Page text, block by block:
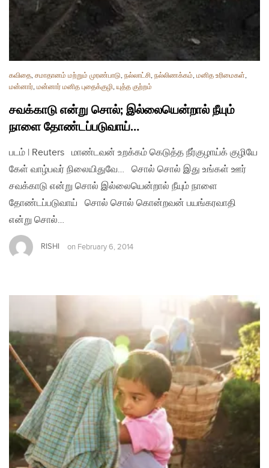
கவிதை, சமாதானம் மற்றும் முரண்பாடு, நல்லாட்சி, நல்லிணக்கம், மனித உரிமைகள்,
மன்னார், மன்னார் மனித புதைக்குழி, யுத்த குற்றம்
சவக்காடு என்று சொல்; இல்லையென்றால் நீயும்
நாளை தோண்டப்படுவாய்…
படம் | Reuters மாண்டவன் உறக்கம் கெடுத்த நீர்குழாய்க் குழியே
கேள் வாழ்பவர் நிலையிதுவே… சொல் சொல் இது உங்கள் ஊர்
சவக்காடு என்று சொல் இல்லையென்றால் நீயும் நாளை
தோண்டப்படுவாய் சொல் சொல் கொன்றவன் பயங்கரவாதி
என்று சொல்…
RISHI on February 6, 2014